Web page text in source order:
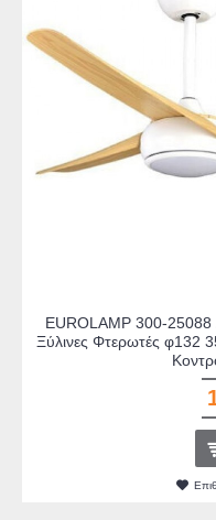
EUROLAMP 300-25088
Ξύλινες Φτερωτές